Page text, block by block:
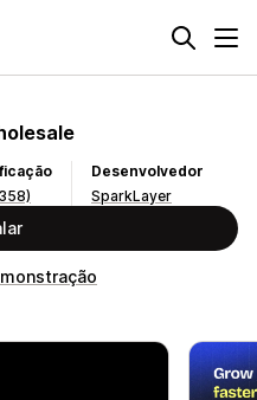
Desenvolvedor
SparkLayer